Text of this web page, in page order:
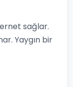
sağlar.
Yaygın bir